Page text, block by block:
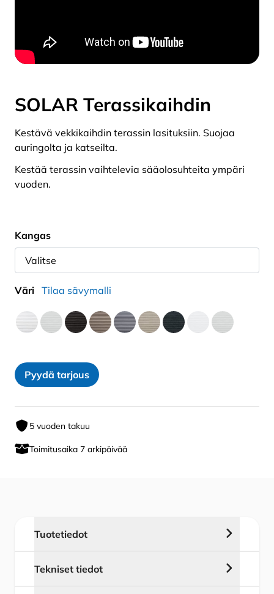
SOLAR Terassikaihdin
Kestävä vekkikaihdin terassin lasituksiin. Suojaa
auringolta ja katseilta.
Kestää terassin vaihtelevia sääolosuhteita ympäri
vuoden.
Kangas
Väri Tilaa sävymalli
Pyydä tarjous
5 vuoden takuu
Toimitusaika 7 arkipäivää
Tuotetiedot
Alhaalta säädettävä SOLAR
Tekniset tiedot